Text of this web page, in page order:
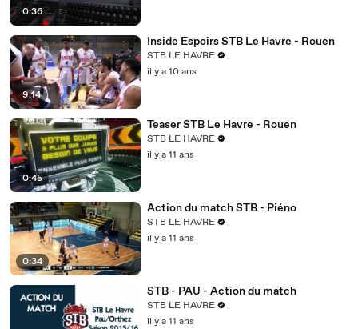
0:36
9:14
Inside Espoirs STB Le Havre - Rouen
STB LE HAVRE
il y a 10 ans
0:45
Teaser STB Le Havre - Rouen
STB LE HAVRE
il y a 11 ans
0:34
Action du match STB - Piéno
STB LE HAVRE
il y a 11 ans
STB - PAU - Action du match
STB LE HAVRE
il y a 11 ans